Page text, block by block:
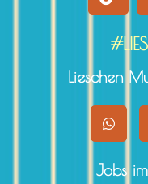
Lieschen
Jobs